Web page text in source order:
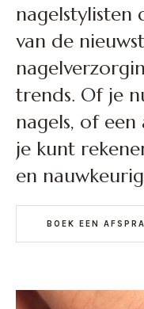
nagelstylisten
van de
trends. Of je
nagels, of
je kunt
en
BOEK EEN